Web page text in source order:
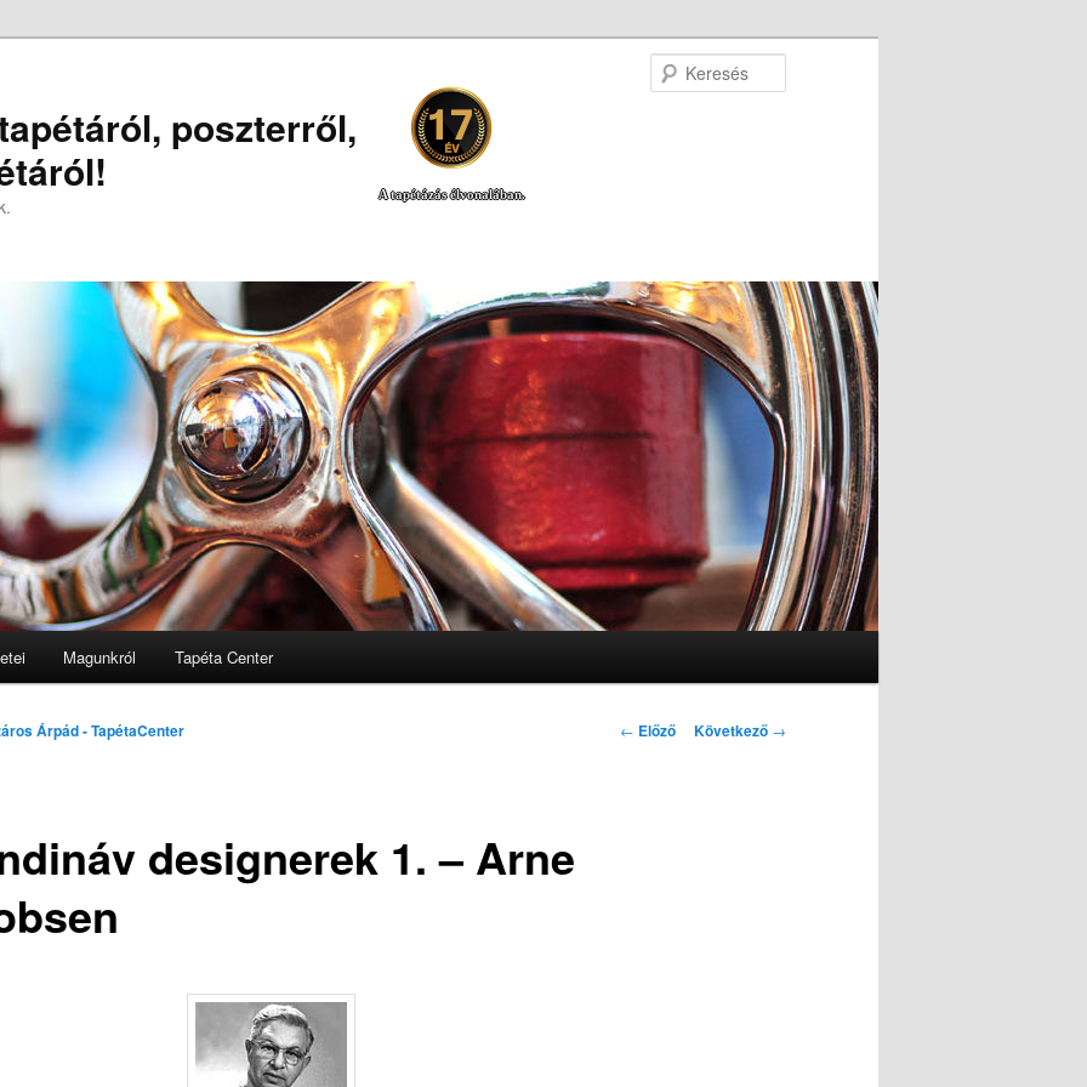
A tapétázás élvonalában.
poszterről,
Magunkról Tapéta Center
Bejegyzés navigáció
← Előző Következő →
designerek 1. – Arne
Árpád - TapétaCenter